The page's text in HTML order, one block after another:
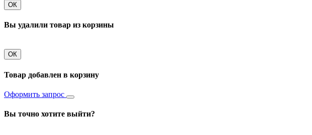
ОК
Вы удалили товар из корзины
ОК
Товар добавлен в корзину
Оформить запрос
Вы точно хотите выйти?